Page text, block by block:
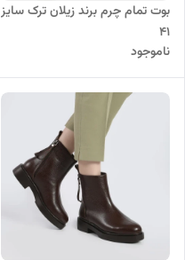
بوت تمام چرم برند زیلان ترک سایز
۴۱
ناموجود